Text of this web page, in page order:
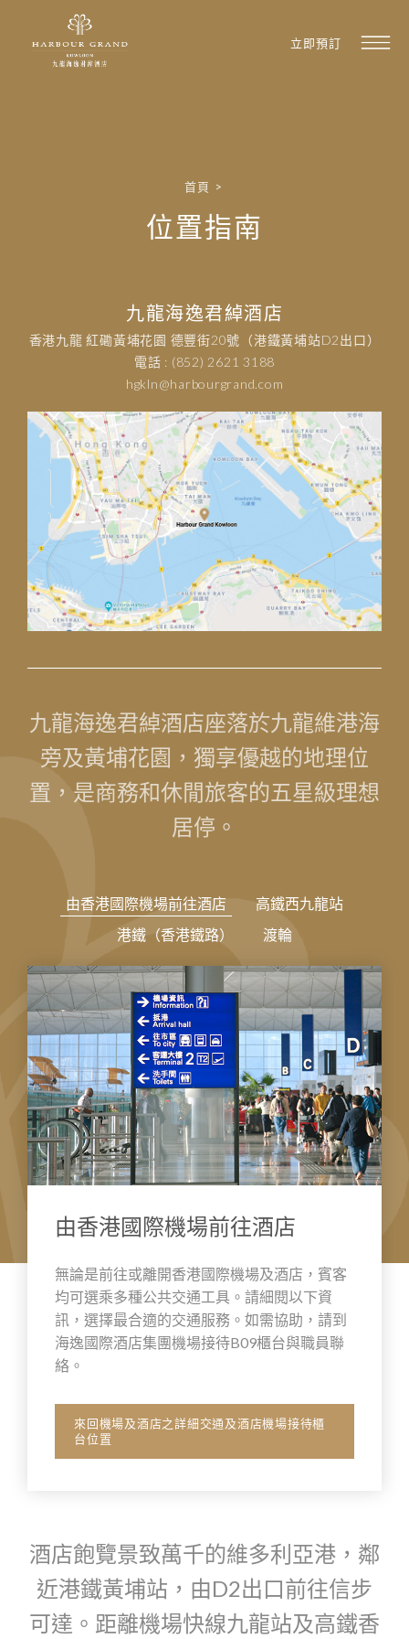
立即預訂
1
1 0
首頁 >
位置指南
九龍海逸君綽酒店
香港九龍 紅磡黃埔花園 德豐街20號（港鐵黃埔站D2出口）
電話 : (852) 2621 3188
hgkln@harbourgrand.com
九龍海逸君綽酒店座落於九龍維港海
旁及黃埔花園，獨享優越的地理位
置，是商務和休閒旅客的五星級理想
居停。
由香港國際機場前往酒店
​​高鐵西九龍站
港鐵（香港鐵路）
渡輪
由香港國際機場前往酒店
無論是前往或離開香港國際機場及酒店，賓客
均可選乘多種公共交通工具。請細閱以下資
訊，選擇最合適的交通服務。如需協助，請到
海逸國際酒店集團機場接待B09櫃台與職員聯
絡。
來回機場及酒店之詳細交通及酒店機場接待櫃
台位置
酒店飽覽景致萬千的維多利亞港，鄰
近港鐵黃埔站，由D2出口前往信步
可達。距離機場快線九龍站及高鐵香